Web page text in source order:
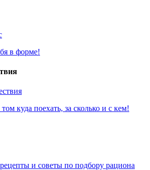
в форме!
куда поехать, за сколько и с кем!
и советы по подбору рациона